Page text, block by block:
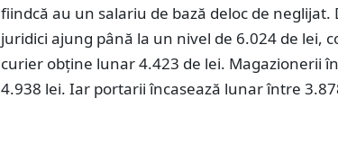
fiindcă au un salariu de bază deloc de
juridici ajung până la un nivel de 6.024 de lei,
curier obține lunar 4.423 de lei. Magazionerii
4.938 lei. Iar portarii încasează lunar între